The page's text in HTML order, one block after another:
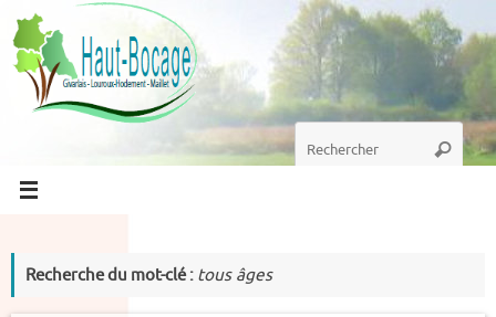
Passer
au
contenu
Recherche
pour
Recherche du mot-clé : tous âges